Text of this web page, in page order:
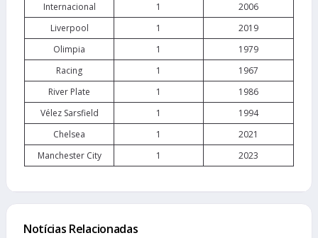
Internacional
1
2006
Liverpool
1
2019
Olimpia
1
1979
Racing
1
1967
River Plate
1
1986
Vélez Sarsfield
1
1994
Chelsea
1
2021
Manchester City
1 2023
Notícias Relacionadas